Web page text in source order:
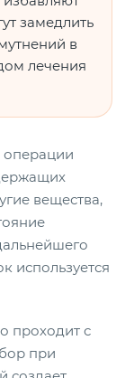
замедлить
в
лечения
операции
вещества,
используется
проходит с
при